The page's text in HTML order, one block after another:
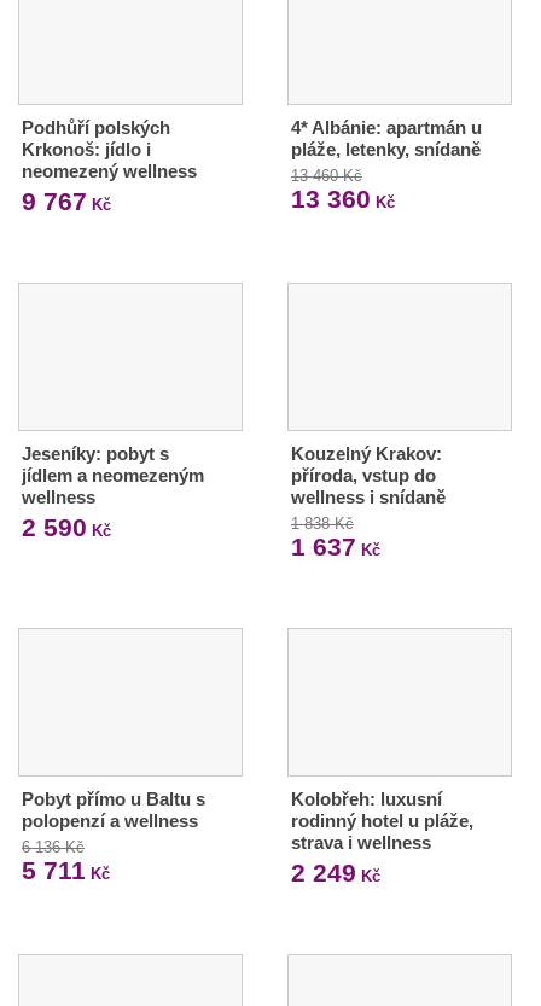
Podhůří polských
Krkonoš: jídlo i
neomezený wellness
9 767 Kč
4* Albánie: apartmán u
pláže, letenky, snídaně
13 460 Kč
13 360 Kč
Jeseníky: pobyt s
jídlem a neomezeným
wellness
2 590 Kč
Kouzelný Krakov:
příroda, vstup do
wellness i snídaně
1 838 Kč
1 637 Kč
Pobyt přímo u Baltu s
polopenzí a wellness
6 136 Kč
5 711 Kč
Kolobřeh: luxusní
rodinný hotel u pláže,
strava i wellness
2 249 Kč